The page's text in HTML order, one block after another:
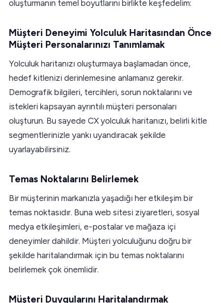
oluşturmanın temel boyutlarını birlikte keşfedelim:
Müşteri Deneyimi Yolculuk Haritasından Önce
Müşteri Personalarınızı Tanımlamak
Yolculuk haritanızı oluşturmaya başlamadan önce,
hedef kitlenizi derinlemesine anlamanız gerekir.
Demografik bilgileri, tercihleri, sorun noktalarını ve
istekleri kapsayan ayrıntılı müşteri personaları
oluşturun. Bu sayede CX yolculuk haritanızı, belirli kitle
segmentlerinizle yankı uyandıracak şekilde
uyarlayabilirsiniz.
Temas Noktalarını Belirlemek
Bir müşterinin markanızla yaşadığı her etkileşim bir
temas noktasıdır. Buna web sitesi ziyaretleri, sosyal
medya etkileşimleri, e-postalar ve mağaza içi
deneyimler dahildir. Müşteri yolculuğunu doğru bir
şekilde haritalandırmak için bu temas noktalarını
belirlemek çok önemlidir.
Müşteri Duygularını Haritalandırmak